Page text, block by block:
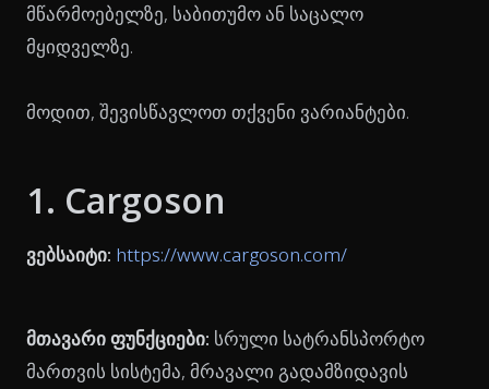
მწარმოებელზე, საბითუმო ან საცალო
მყიდველზე.
მოდით, შევისწავლოთ თქვენი ვარიანტები.
1. Cargoson
ვებსაიტი: https://www.cargoson.com/
მთავარი ფუნქციები: სრული სატრანსპორტო
მართვის სისტემა, მრავალი გადამზიდავის